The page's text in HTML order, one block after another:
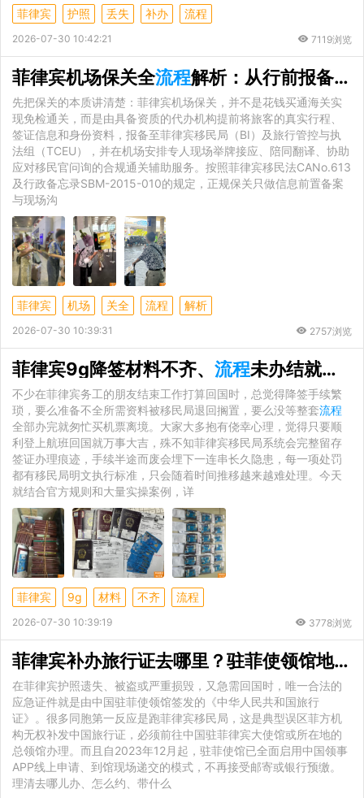
菲律宾 护照 丢失 补办 流程
2026-07-30 10:42:21 7119浏览
菲律宾机场保关全流程解析：从行前报备到现场通关一站式指南
先把保关的本质讲清楚：菲律宾机场保关，并不是花钱买通海关实
现免检通关，而是由具备资质的代办机构提前将旅客的真实行程、
签证信息和身份资料，报备至菲律宾移民局（BI）及旅行管控与执
法组（TCEU），并在机场安排专人现场举牌接应、陪同翻译、协助
应对移民官问询的合规通关辅助服务。按照菲律宾移民法CANo.613
及行政备忘录SBM-2015-010的规定，正规保关只做信息前置备案
与现场沟
菲律宾 机场 关全 流程 解析
2026-07-30 10:39:31 2757浏览
菲律宾9g降签材料不齐、 流程未办结就离境，会面临哪些实际后果？
不少在菲律宾务工的朋友结束工作打算回国时，总觉得降签手续繁
琐，要么准备不全所需资料被移民局退回搁置，要么没等整套流程
全部办完就匆忙买机票离境。大家大多抱有侥幸心理，觉得只要顺
利登上航班回国就万事大吉，殊不知菲律宾移民局系统会完整留存
签证办理痕迹，手续半途而废会埋下一连串长久隐患，每一项处罚
都有移民局明文执行标准，只会随着时间推移越来越难处理。今天
就结合官方规则和大量实操案例，详
菲律宾 9g 材料 不齐 流程
2026-07-30 10:39:19 3778浏览
菲律宾补办旅行证去哪里？驻菲使领馆地址与到馆全
在菲律宾护照遗失、被盗或严重损毁，又急需回国时，唯一合法的
应急证件就是由中国驻菲使领馆签发的《中华人民共和国旅行
证》。很多同胞第一反应是跑菲律宾移民局，这是典型误区菲方机
构无权补发中国旅行证，必须前往中国驻菲律宾大使馆或所在地的
总领馆办理。而且自2023年12月起，驻菲使馆已全面启用中国领事
APP线上申请、到馆现场递交的模式，不再接受邮寄或银行预缴。
理清去哪儿办、怎么约、带什么